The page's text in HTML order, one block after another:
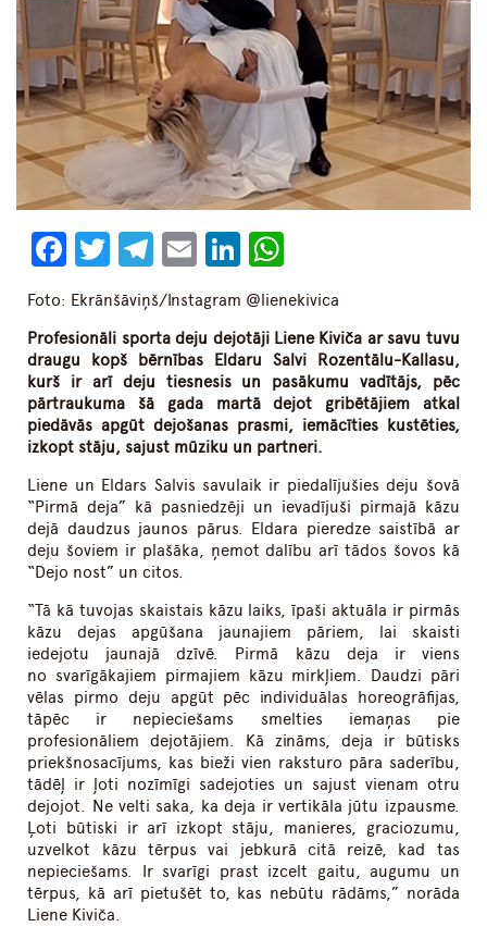
Facebook
Twitter
Telegram
EmailLinkedIn
Foto: Ekrānšāviņš/Instagram @lienekivica
Profesionāli sporta deju dejotāji Liene Kiviča ar savu tuvu
draugu kopš bērnības Eldaru Salvi Rozentālu-Kallasu,
kurš ir arī deju tiesnesis un pasākumu vadītājs, pēc
pārtraukuma šā gada martā dejot gribētājiem atkal
piedāvās apgūt dejošanas prasmi, iemācīties kustēties,
izkopt stāju, sajust mūziku un partneri.
Liene un Eldars Salvis savulaik ir piedalījušies deju šovā
“Pirmā deja” kā pasniedzēji un ievadījuši pirmajā kāzu
dejā daudzus jaunos pārus. Eldara pieredze saistībā ar
deju šoviem ir plašāka, ņemot dalību arī tādos šovos kā
“Dejo nost” un citos.
“Tā kā tuvojas skaistais kāzu laiks, īpaši aktuāla ir pirmās
kāzu dejas apgūšana jaunajiem pāriem, lai skaisti
iedejotu jaunajā dzīvē. Pirmā kāzu deja ir viens
no svarīgākajiem pirmajiem kāzu mirkļiem. Daudzi pāri
vēlas pirmo deju apgūt pēc individuālas horeogrāfijas,
tāpēc ir nepieciešams smelties iemaņas pie
profesionāliem dejotājiem. Kā zināms, deja ir būtisks
priekšnosacījums, kas bieži vien raksturo pāra saderību,
tādēļ ir ļoti nozīmīgi sadejoties un sajust vienam otru
dejojot. Ne velti saka, ka deja ir vertikāla jūtu izpausme.
Ļoti būtiski ir arī izkopt stāju, manieres, graciozumu,
uzvelkot kāzu tērpus vai jebkurā citā reizē, kad tas
nepieciešams. Ir svarīgi prast izcelt gaitu, augumu un
tērpus, kā arī pietušēt to, kas nebūtu rādāms,” norāda
Liene Kiviča.